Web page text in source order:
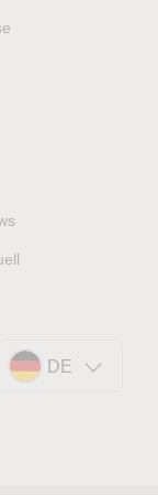
DE